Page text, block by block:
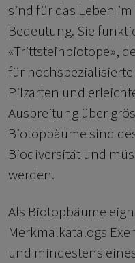
sind für das Leben
Bedeutung. Sie
«Trittsteinbiotope»,
für
Pilzarten und
Ausbreitung über
Biotopbäume sind
Biodiversität und
werden.
Als Biotopbäume
Merkmalkatalogs
und mindestens